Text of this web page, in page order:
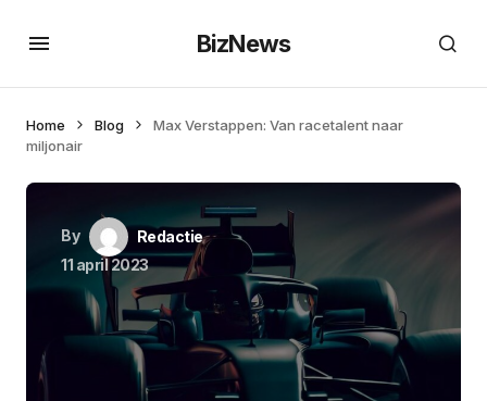
BizNews
Home Blog
Max Verstappen: Van racetalent naar
miljonair
By
Redactie
11 april 2023